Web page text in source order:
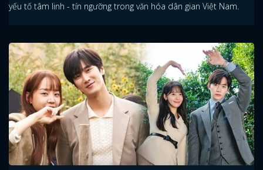
yếu tố tâm linh - tín ngưỡng trong văn hóa dân gian Việt Nam.